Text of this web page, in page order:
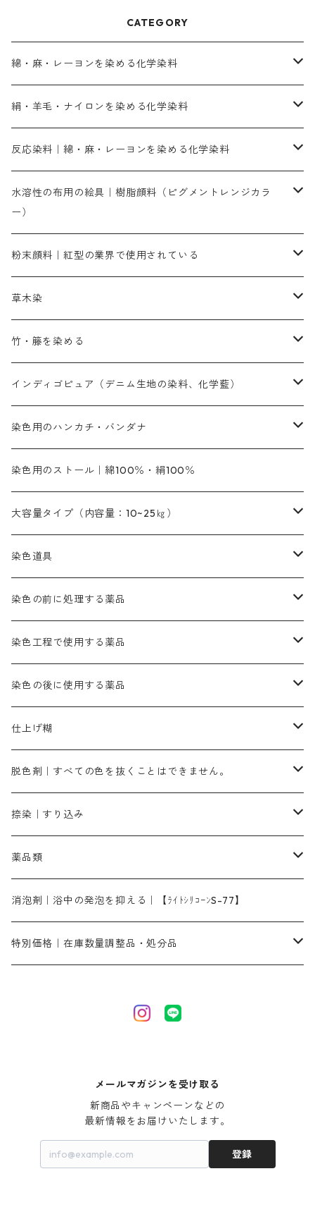
CATEGORY
綿・麻・レーヨンを染める化学染料
直接染料－染色手順が簡単
人気のおすすめ直接染料
染色に必要な薬品類
橙色系
青色系
紫色系
緑色系
茶色系
染料一覧ー100g入り
染料一覧ー500g入り
絹・羊毛・ナイロンを染める化学染料
お買い得品
染料一覧
人気のおすすめ染料
橙色系
緑色系
茶色系
灰色系
黒色系
1kg
染色に必要な薬品類
補助薬品
反応染料｜綿・麻・レーヨンを染める化学染料
お勧めの3原色（赤・青・黄色）
お勧め｜スミフィックス～
3原色以外の色目
赤色
茶色｜20g入りのみ公開
灰色｜20g入りのみ公開
黒色
染色に必要な薬品
アルカリ剤
補助薬品
捺染に必要な材料
捺染糊
水溶性の布用の絵具｜樹脂顔料（ピグメントレンジカラ
ー）
ネオカラー（色）
内容量：100g
内容量：500g
バィンダー（定着剤）
増粘剤
黄色系
エロ―M3G｜定番の色合い
エロー ＭＧＲ｜明るい緑みの黄色
オレンジ系
オレンヂMG｜黄みの橙色
オレンヂMGD（定番の色合い）
赤色系
レットMFB｜赤色（定番の色合い）
レットMG｜黄みの朱色
ピンクMB｜ピンク色
ローズMB｜鮮やかなピンク色）
青色系
ネビーブルーMB（定番の色合い）
ブルーMB（定番の色合い）
スカイブルーMG｜緑みの空色
ターキスブルーHNG｜緑みの空色
紫色系
バイオレットMFB
緑色系
ダークグリンMG（定番の色合い）
グリーンMB｜緑色
茶色系
ダークブロンMFB｜こげ茶色
ブロンHNR｜こげ茶色
黒色系
ブラックMK（赤みの黒色）
ブラックMG（青みの黒色）
白色系（定番の色合い）
ネオホワイトR
粉末顔料｜紅型の業界で使用されている
赤色系
本洋紅
代用朱黄色口
黄色系
ファストエロ―10GN（鮮やかな黄色）
ファストエロ―5GN（黄色）
青色系
NSBAブルー
群青
白色｜胡粉
黒色｜在庫処分特価
緑色｜在庫処分特価
茶色｜在庫処分特価
草木染
植物染料
人気のおすすめ植物染料
インド茜・西洋茜の個別販売
カッチ｜茶系
霧島産・晩秋茶｜黄金色（赤みの黄色）｜準備中
濃染処理剤｜ソルバックスPS－900
媒染剤
アルミ媒染剤
鉄媒染剤
ソーダ灰｜アルカリ性のPH調整剤
藍染
ぶどう糖
ハイドロサルファイトコンク
染色用途のハンカチ・バンダナ
45cm×45cm（ハンカチ）｜端の始末も綿糸｜タグなし
54cm×54cm（バンダナ）｜端の始末も綿糸｜タグなし
竹・籐を染める
人気のおすすめ竹・藤を染める染料
塩基性染料（混色可能）
ビスマークブロンB｜赤茶色
塩基性エロ―｜液体タイプ
ローダミンB｜赤紫色｜マゼンダ色
オリジナル染料｜スス竹色｜ミキセットファストブロンGR
インディゴピュア（デニム生地の染料、化学藍）
初心者向けお試しセット販売
インディゴピュア
アルカリ剤
ハイドロサルファイトコンク
酸性剤
染色用のハンカチ・バンダナ
45cm×45cm（ハンカチ）｜端の始末も綿糸｜タグなし
54cm×54cm（バンダナ）｜端の始末も綿糸｜タグなし
染色用のストール｜綿100％・絹100％
大容量タイプ（内容量：10~25㎏）
芒硝｜綿の染色時の吸収促進剤
ソーダ灰｜アルカリ性のPH調整剤
硫酸第一鉄｜鉄媒染剤
染色道具
刷毛
摺込み刷毛（スリコミハケ）ー夏毛（硬いタイプ）
摺込み刷毛（スリコミハケ）ー冬毛（柔らかいタイプ）
片羽刷毛
ローケツ筆
ローケツ用筆｜1本～販売
ローケツ用筆ー10%off｜20本セットお取り寄せ品
洋型紙（9番手｜中薄口、10番手｜中厚口）
有償サンプル品｜約20cm×27cm
洋型紙9番手｜中薄口｜約54cm×110cm
張木｜入荷待ち
伸子
型洗いブラシ
染色の前に処理する薬品
精練剤｜汚れ落とし剤｜針状マルセル石鹸
糊落とし剤｜ソルベンCA
濃染処理剤｜ソルバックスPS－900
染色工程で使用する薬品
染料の吸収促進剤
酢酸｜絹・羊毛・ナイロンに使用する
芒硝｜綿・麻の染色に使用する。
染料のムラ染め抑制剤（均染剤）
アゾリン200％｜綿・麻・絹・羊毛・ナイロンの染色
レオニールEHC｜反応染料用
染料の浸透剤
ソルバライトS-70｜各種繊維の浸し染めに使用可能
染料の定着向上剤
ライトフィックスAコンク｜綿・麻もしくは直接染料で染めた素材
シルクフィックス３A｜絹の染料定着向上剤
アルカリ剤｜反応染料用
ソーダ灰
染料溶解剤
セレナゾールPDN｜各種染料の染料溶解剤
染色の後に使用する薬品
ソーピング剤｜未定着の染料を除去すること
ネオポールB－300｜反応染料のソーピング剤
仕上げ剤｜柔軟・平滑剤
白場汚染防止剤
仕上げ糊
カルボキシメチルセルロース（CMC）
海藻系
たんぱく質系
化学糊（PVA）
防腐剤｜アルカリ性
脱色剤｜すべての色を抜くことはできません。
脱色剤
全体脱色｜ハイドロサルファイトコンク
部分脱色｜デグロリンSコンク
脱色助剤｜浸透・複色抑制剤
メイプロガムNP｜にじみ防止剤
アミラヂンD｜浸透・複色抑制剤
捺染｜すり込み
染料溶解剤｜染料の均一な浸透・吸着を補助する
捺染糊
メイプロガムNP（綿・麻・絹用｜直接・酸性・含金染料用）
白場汚染防止剤｜ソーピング剤｜水洗する際の再汚染防止剤
薬品類
ア行
カ行
消泡剤｜浴中の発泡を抑える｜【ﾗｲﾄｼﾘｺｰﾝS-77】
特別価格｜在庫数量調整品・処分品
綿・麻を染める染料
絹・羊毛を染める染料
メールマガジンを受け取る
新商品やキャンペーンなどの
最新情報をお届けいたします。
登録